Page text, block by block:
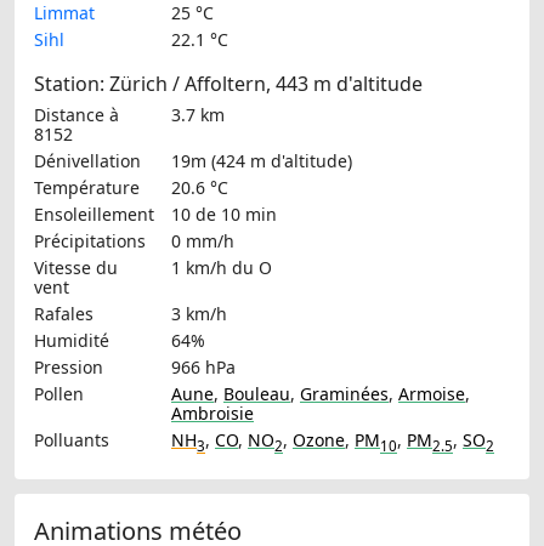
Limmat
25 °C
Sihl
22.1 °C
Station: Zürich / Affoltern, 443 m d'altitude
Distance à
8152
3.7 km
Dénivellation
19m (424 m d'altitude)
Température
20.6 °C
Ensoleillement
10 de 10 min
Précipitations
0 mm/h
Vitesse du
vent
1 km/h du O
Rafales
3 km/h
Humidité
64%
Pression
966 hPa
Pollen
Aune, Bouleau, Graminées, Armoise,
Ambroisie
Polluants
NH3, CO, NO2, Ozone, PM10, PM2.5, SO2
Animations météo